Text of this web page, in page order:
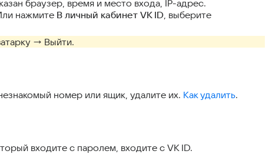
браузер, время и место входа, IP-адрес.
нажмите В личный кабинет VK ID, выберите
→ Выйти.
номер или ящик, удалите их. Как удалить.
входите с паролем, входите с VK ID.